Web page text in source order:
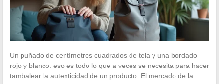
Un puñado de centímetros cuadrados de tela y una bordado
rojo y blanco: eso es todo lo que a veces se necesita para hacer
tambalear la autenticidad de un producto. El mercado de la